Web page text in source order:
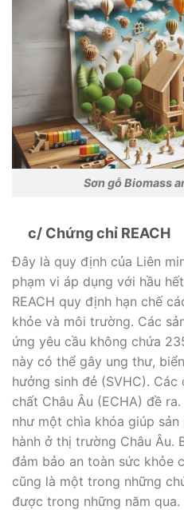
Sơn gỗ Biomass
c/ Chứng chỉ REACH
Đây là quy định của Liên
phạm vi áp dụng với hầu
REACH quy định hạn chế
khỏe và môi trường. Các
ứng yêu cầu không chứa
này có thể gây ung thư,
hưởng sinh đẻ (SVHC).
chất Châu Âu (ECHA) đề
như một chìa khóa giúp
hành ở thị trường Châu Âu.
đảm bảo an toàn sức khỏe
cũng là một trong những
được trong những năm qua.